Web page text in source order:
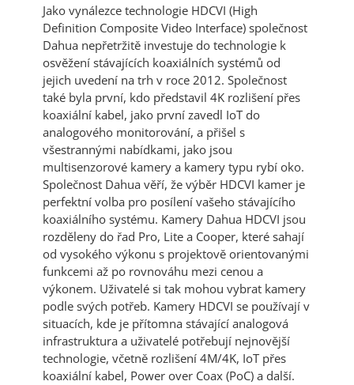
Jako vynálezce technologie HDCVI (High
Definition Composite Video Interface) společnost
Dahua nepřetržitě investuje do technologie k
osvěžení stávajících koaxiálních systémů od
jejich uvedení na trh v roce 2012. Společnost
také byla první, kdo představil 4K rozlišení přes
koaxiální kabel, jako první zavedl IoT do
analogového monitorování, a přišel s
všestrannými nabídkami, jako jsou
multisenzorové kamery a kamery typu rybí oko.
Společnost Dahua věří, že výběr HDCVI kamer je
perfektní volba pro posílení vašeho stávajícího
koaxiálního systému. Kamery Dahua HDCVI jsou
rozděleny do řad Pro, Lite a Cooper, které sahají
od vysokého výkonu s projektově orientovanými
funkcemi až po rovnováhu mezi cenou a
výkonem. Uživatelé si tak mohou vybrat kamery
podle svých potřeb. Kamery HDCVI se používají v
situacích, kde je přítomna stávající analogová
infrastruktura a uživatelé potřebují nejnovější
technologie, včetně rozlišení 4M/4K, IoT přes
koaxiální kabel, Power over Coax (PoC) a další.